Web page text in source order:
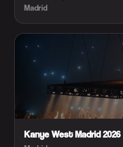
Madrid
Kanye West Madrid 2026